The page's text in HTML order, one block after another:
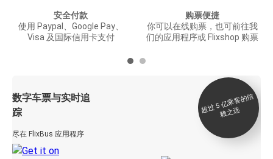
安全付款
使用 Paypal、Google Pay、
Visa 及国际信用卡支付
购票便捷
你可以在线购票，也可前往我
们的应用程序或 Flixshop 购票
数字车票与实时追
踪
尽在 FlixBus 应用程序
超
过 5
亿
乘
客
的
信
赖
之
选